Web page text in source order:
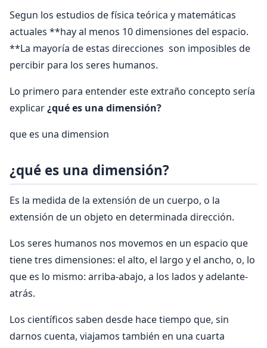
Segun los estudios de física teórica y matemáticas
actuales **hay al menos 10 dimensiones del espacio.
**La mayoría de estas direcciones son imposibles de
percibir para los seres humanos.
Lo primero para entender este extraño concepto sería
explicar¿qué es una dimensión?
que es una dimension
¿qué es una dimensión?
Es la medida de la extensión de un cuerpo, o la
extensión de un objeto en determinada dirección.
Los seres humanos nos movemos en un espacio que
tiene tres dimensiones: el alto, el largo y el ancho, o, lo
que es lo mismo: arriba-abajo, a los lados y adelante-
atrás.
Los científicos saben desde hace tiempo que, sin
darnos cuenta, viajamos también en una cuarta